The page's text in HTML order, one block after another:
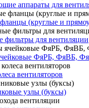
аппараты для
(круглые и
фильтры для вентиляции
ФяРБ, ФяВБ,
вентиляторов
узлы (буксы)